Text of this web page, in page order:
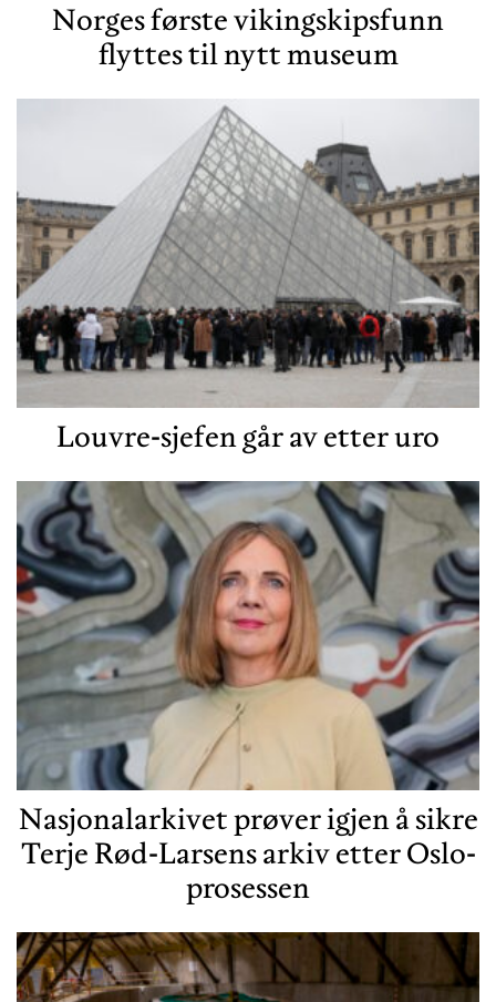
Norges første vikingskipsfunn
flyttes til nytt museum
Louvre-sjefen går av etter uro
Nasjonalarkivet prøver igjen å sikre
Terje Rød-Larsens arkiv etter Oslo-
prosessen